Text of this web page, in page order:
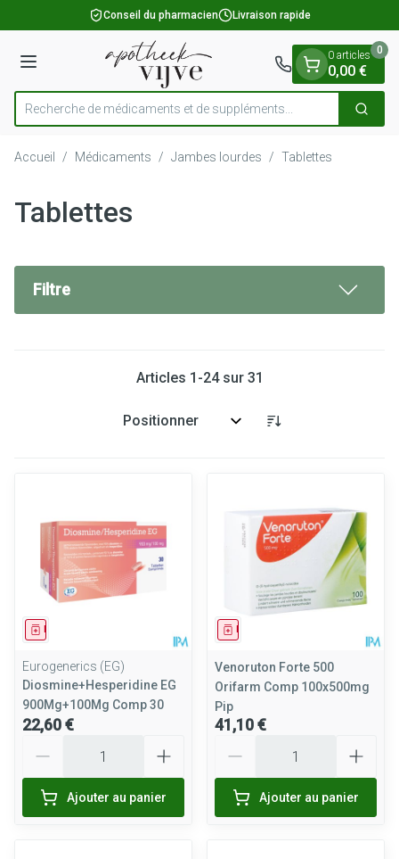
Aller au contenu
1 de 1Conseil du pharmacien Livraison rapide
Menu
Rechercher
Recherche de médicaments et de s
0 articles
0,00 €
0
Accueil / Médicaments / Jambes lourdes / Tablettes
Tablettes
Filtre
Articles 1 -24sur 31
Trier par:
Eurogenerics (EG)
Diosmine+Hesperidine EG
900Mg+100Mg Comp 30
22,60 €
Ajouter au panier
Venoruton Forte 500
Orifarm Comp 100x500mg
Pip
41,10 €
Ajouter au panier